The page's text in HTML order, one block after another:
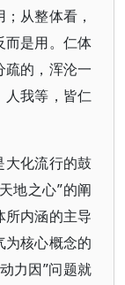
从整体看，
而是用。仁体
疏的，浑沦一
人我等，皆仁
大化流行的鼓
地之心”的阐
内涵的主导
为核心概念的
力因”问题就